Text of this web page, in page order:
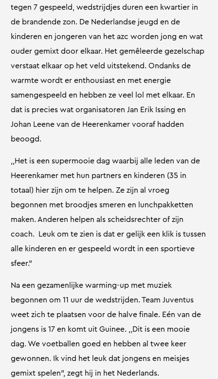
tegen 7 gespeeld, wedstrijdjes duren een kwartier in
de brandende zon. De Nederlandse jeugd en de
kinderen en jongeren van het azc worden jong en wat
ouder gemixt door elkaar. Het gemêleerde gezelschap
verstaat elkaar op het veld uitstekend. Ondanks de
warmte wordt er enthousiast en met energie
samengespeeld en hebben ze veel lol met elkaar. En
dat is precies wat organisatoren Jan Erik Issing en
Johan Leene van de Heerenkamer vooraf hadden
beoogd.
,,Het is een supermooie dag waarbij alle leden van de
Heerenkamer met hun partners en kinderen (35 in
totaal) hier zijn om te helpen. Ze zijn al vroeg
begonnen met broodjes smeren en lunchpakketten
maken. Anderen helpen als scheidsrechter of zijn
coach. Leuk om te zien is dat er gelijk een klik is tussen
alle kinderen en er gespeeld wordt in een sportieve
sfeer.”
Na een gezamenlijke warming-up met muziek
begonnen om 11 uur de wedstrijden. Team Juventus
weet zich te plaatsen voor de halve finale. Eén van de
jongens is 17 en komt uit Guinee. ,,Dit is een mooie
dag. We voetballen goed en hebben al twee keer
gewonnen. Ik vind het leuk dat jongens en meisjes
gemixt spelen”, zegt hij in het Nederlands.